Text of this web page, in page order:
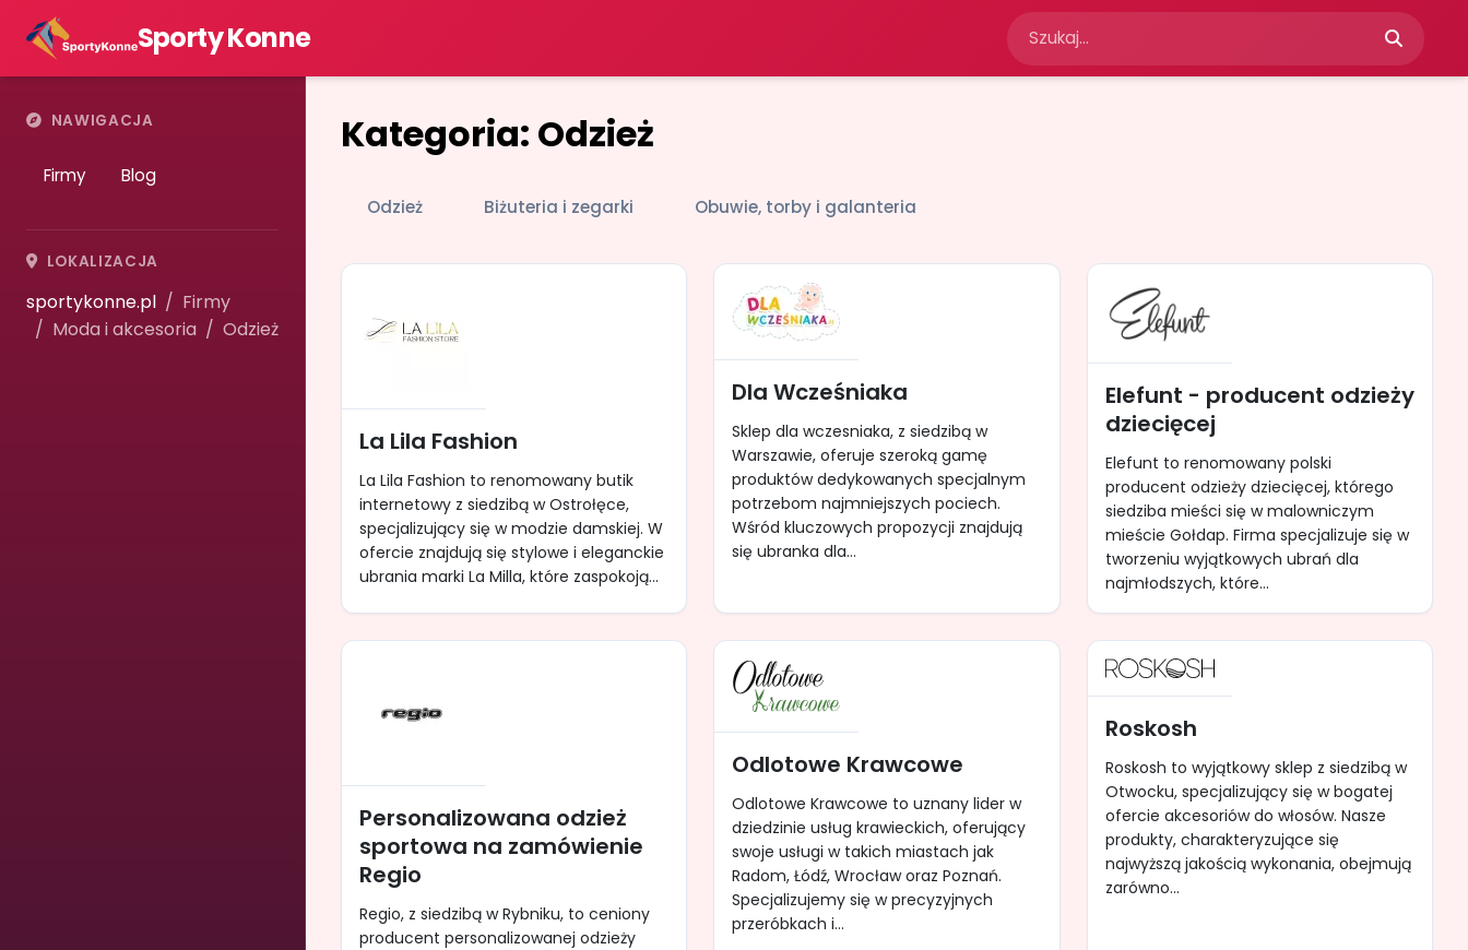
Sporty Konne
NAWIGACJA
Firmy Blog
LOKALIZACJA
sportykonne.pl
Firmy
Moda i akcesoria
Odzież
Kategoria: Odzież
Odzież Biżuteria i zegarki Obuwie, torby i galanteria
La Lila Fashion
La Lila Fashion to renomowany butik
internetowy z siedzibą w Ostrołęce,
specjalizujący się w modzie damskiej. W
ofercie znajdują się stylowe i eleganckie
ubrania marki La Milla, które zaspokoją...
Dla Wcześniaka
Sklep dla wczesniaka, z siedzibą w
Warszawie, oferuje szeroką gamę
produktów dedykowanych specjalnym
potrzebom najmniejszych pociech.
Wśród kluczowych propozycji znajdują
się ubranka dla...
Elefunt - producent odzieży
dziecięcej
Elefunt to renomowany polski
producent odzieży dziecięcej, którego
siedziba mieści się w malowniczym
mieście Gołdap. Firma specjalizuje się w
tworzeniu wyjątkowych ubrań dla
najmłodszych, które...
Personalizowana odzież
sportowa na zamówienie
Regio
Regio, z siedzibą w Rybniku, to ceniony
producent personalizowanej odzieży
Odlotowe Krawcowe
Odlotowe Krawcowe to uznany lider w
dziedzinie usług krawieckich, oferujący
swoje usługi w takich miastach jak
Radom, Łódź, Wrocław oraz Poznań.
Specjalizujemy się w precyzyjnych
przeróbkach i...
Roskosh
Roskosh to wyjątkowy sklep z siedzibą w
Otwocku, specjalizujący się w bogatej
ofercie akcesoriów do włosów. Nasze
produkty, charakteryzujące się
najwyższą jakością wykonania, obejmują
zarówno...